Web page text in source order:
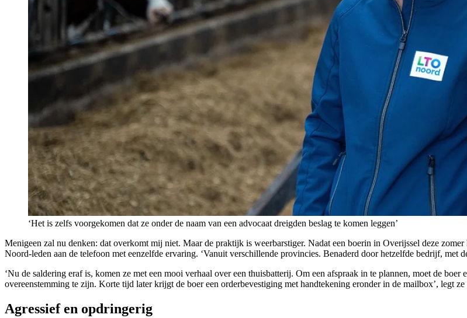
‘Het is zelfs voorgekomen dat ze onder de naam van een advocaat dreigden beslag te komen leggen’
Menigeen zal nu denken: dat overkomt mij niet. Maar de praktijk is weerbarstiger. Nadat een boerin in Overijssel deze
Noord-leden aan de telefoon met eenzelfde ervaring. ‘Vanuit verschillende provincies. Benaderd door hetzelfde bedrijf, met
‘Nu de saldering eraf is, komen ze met een mooi verhaal over een thuisbatterij. Om een afspraak in te plannen, moet de
overeenstemming te zijn. Korte tijd later krijgt de boer een orderbevestiging met handtekening eronder in de mailbox’, legt
Agressief en opdringerig